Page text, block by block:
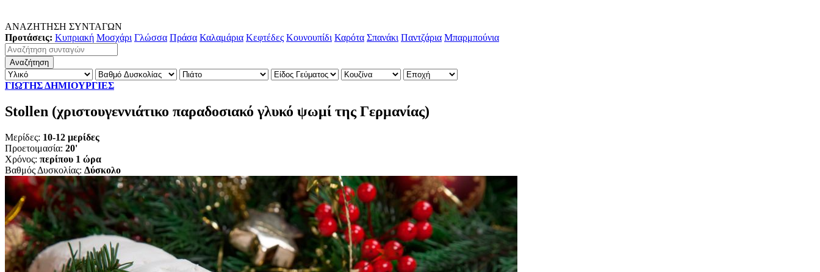
ΑΝΑΖΗΤΗΣΗ ΣΥΝΤΑΓΩΝ
Προτάσεις: Κυπριακή Μοσχάρι Γλώσσα Πράσα Καλαμάρια Κεφτέδες Κουνουπίδι Καρότα Σπανάκι Παντζάρια Μπαρμπούνια
ΓΙΩΤΗΣ ΔΗΜΙΟΥΡΓΙΕΣ
Stollen (χριστουγεννιάτικο παραδοσιακό γλυκό ψωμί της Γερμανίας)
Μερίδες: 10-12 μερίδες
Προετοιμασία: 20'
Χρόνος: περίπου 1 ώρα
Βαθμός Δυσκολίας: Δύσκολο